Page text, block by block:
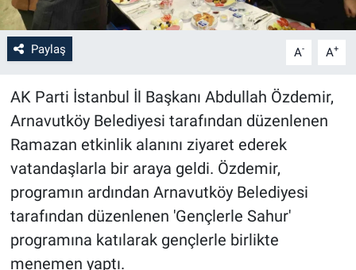
Paylaş A- A+
AK Parti İstanbul İl Başkanı Abdullah Özdemir,
Arnavutköy Belediyesi tarafından düzenlenen
Ramazan etkinlik alanını ziyaret ederek
vatandaşlarla bir araya geldi. Özdemir,
programın ardından Arnavutköy Belediyesi
tarafından düzenlenen 'Gençlerle Sahur'
programına katılarak gençlerle birlikte
menemen yaptı.